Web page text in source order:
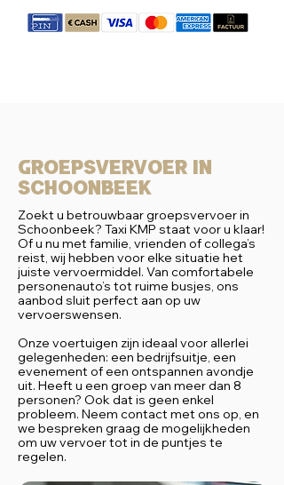
Groepsvervoer in
Schoonbeek
Zoekt u betrouwbaar groepsvervoer in
Schoonbeek? Taxi KMP staat voor u klaar!
Of u nu met familie, vrienden of collega’s
reist, wij hebben voor elke situatie het
juiste vervoermiddel. Van comfortabele
personenauto’s tot ruime busjes, ons
aanbod sluit perfect aan op uw
vervoerswensen.
Onze voertuigen zijn ideaal voor allerlei
gelegenheden: een bedrijfsuitje, een
evenement of een ontspannen avondje
uit. Heeft u een groep van meer dan 8
personen? Ook dat is geen enkel
probleem. Neem contact met ons op, en
we bespreken graag de mogelijkheden
om uw vervoer tot in de puntjes te
regelen.